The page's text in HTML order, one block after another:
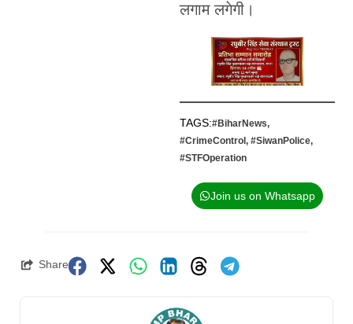
लगाम लगेगी।
TAGS:#BiharNews,
#CrimeControl , #SiwanPolice,
#STFOperation
Join us on Whatsapp
Share